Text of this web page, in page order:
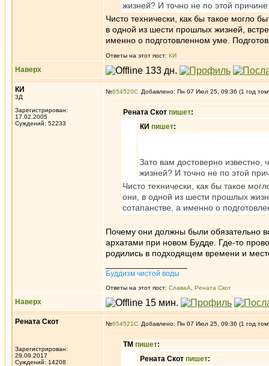
жизней? И точно не по этой
Чисто технически, как бы такое могло
в одной из шести прошлых жизней,
именно о подготовленном уме.
Ответы на этот пост: КИ
Наверх
КИ
3Д
Зарегистрирован:
17.02.2005
Суждений: 52233
№654520 Добавлено: Пн 07 Июл 25, 09:36 (1 год
Рената Скот пишет:
КИ пишет:
Зато вам достоверно
жизней? И точно не по этой
Чисто технически, как бы такое
они, в одной из шести прошлых
сотапанстве, а именно о
Почему они должны были обязательно
архатами при новом Будде. Где-то
родились в подходящем времени и
Буддизм чистой воды
Ответы на этот пост: СлаваА Рената Скот
Наверх
Рената Скот
Зарегистрирован:
29.09.2017
Суждений: 14208
№654521 Добавлено: Пн 07 Июл 25, 09:36 (1 год
ТМ пишет:
Рената Скот пишет: